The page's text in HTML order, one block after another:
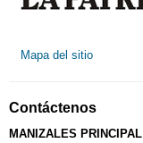
Mapa del sitio
Contáctenos
MANIZALES PRINCIPAL